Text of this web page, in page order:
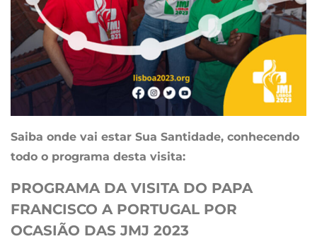
Saiba onde vai estar Sua Santidade, conhecendo
todo o programa desta visita:
PROGRAMA DA VISITA DO PAPA
FRANCISCO A PORTUGAL POR
OCASIÃO DAS JMJ 2023